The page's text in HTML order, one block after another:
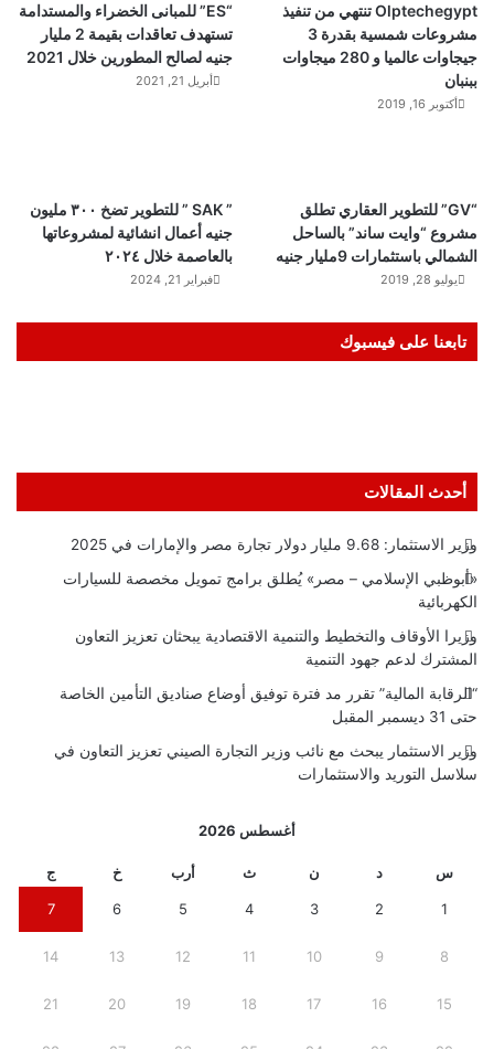
“ES” للمبانى الخضراء والمستدامة
تستهدف تعاقدات بقيمة 2 مليار
جنيه لصالح المطورين خلال 2021
أبريل 21, 2021
Olptechegypt تنتهي من تنفيذ
مشروعات شمسية بقدرة 3
جيجاوات عالميا و 280 ميجاوات
ببنبان
أكتوبر 16, 2019
” SAK ” للتطوير تضخ ٣٠٠ مليون
جنيه أعمال انشائية لمشروعاتها
بالعاصمة خلال ٢٠٢٤
فبراير 21, 2024
“GV” للتطوير العقاري تطلق
مشروع “وايت ساند” بالساحل
الشمالي باستثمارات 9مليار جنيه
يوليو 28, 2019
تابعنا على فيسبوك
أحدث المقالات
وزير الاستثمار: 9.68 مليار دولار تجارة مصر والإمارات في 2025
«أبوظبي الإسلامي – مصر» يُطلق برامج تمويل مخصصة للسيارات
الكهربائية
وزيرا الأوقاف والتخطيط والتنمية الاقتصادية يبحثان تعزيز التعاون
المشترك لدعم جهود التنمية
“الرقابة المالية” تقرر مد فترة توفيق أوضاع صناديق التأمين الخاصة
حتى 31 ديسمبر المقبل
وزير الاستثمار يبحث مع نائب وزير التجارة الصيني تعزيز التعاون في
سلاسل التوريد والاستثمارات
أغسطس 2026
س د ن ث أرب خ ج
1
2
3
4
5
6
7
8
9
10
11
12
13
14
15
16
17
18
19
20
21